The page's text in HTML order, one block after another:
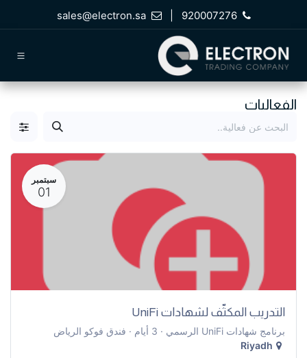
تخطي للذهاب إلى المحتوى
920007276
sales@electron.sa
الفعاليات
سبتمبر
01
التدريب المكثّف لشهادات UniFi
برنامج شهادات UniFi الرسمي · 3 أيام · فندق فوكو الرياض
Riyadh